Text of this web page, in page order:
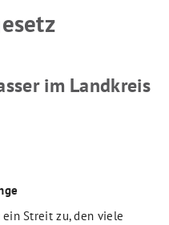
im Landkreis
Streit zu, den viele